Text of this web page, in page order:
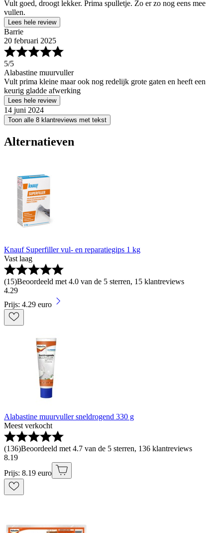
Vult goed, droogt lekker. Prima spulletje. Zo er zo nog eens mee
vullen.
Lees hele review
Barrie
20 februari 2025
5/5
Alabastine muurvuller
Vult prima kleine maar ook nog redelijk grote gaten en heeft een
keurig gladde afwerking
Lees hele review
14 juni 2024
Toon alle 8 klantreviews met tekst
Alternatieven
Knauf Superfiller vul- en reparatiegips 1 kg
Vast laag
(15)Beoordeeld met 4.0 van de 5 sterren, 15 klantreviews
4.29
Prijs: 4.29 euro
Alabastine muurvuller sneldrogend 330 g
Meest verkocht
(136)Beoordeeld met 4.7 van de 5 sterren, 136 klantreviews
8.19
Prijs: 8.19 euro